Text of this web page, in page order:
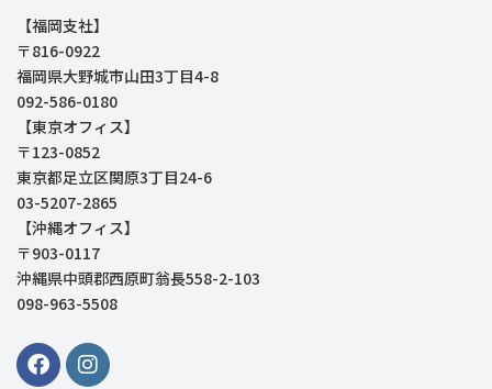
【福岡支社】
〒816-0922
福岡県大野城市山田3丁目4-8
092-586-0180
【東京オフィス】
〒123-0852
東京都足立区関原3丁目24-6
03-5207-2865
【沖縄オフィス】
〒903-0117
沖縄県中頭郡西原町翁長558-2-103
098-963-5508